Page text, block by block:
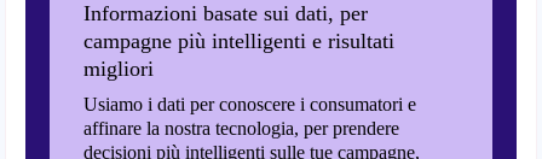
Informazioni basate sui dati, per
campagne più intelligenti e risultati
migliori
Usiamo i dati per conoscere i consumatori e
affinare la nostra tecnologia, per prendere
decisioni più intelligenti sulle tue campagne,